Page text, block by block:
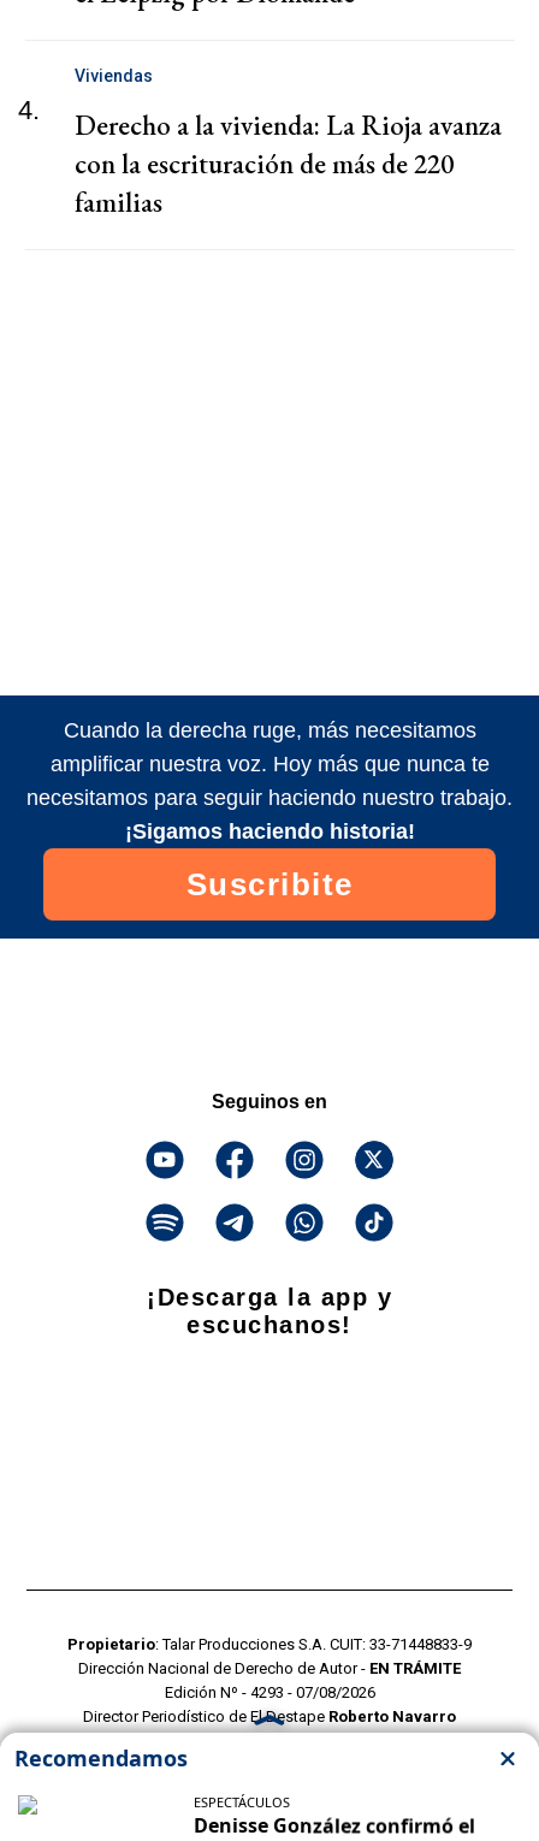
4.
Viviendas
Derecho a la vivienda: La Rioja avanza
con la escrituración de más de 220
familias
Cuando la derecha ruge, más necesitamos
amplificar nuestra voz. Hoy más que nunca te
necesitamos para seguir haciendo nuestro trabajo.
¡Sigamos haciendo historia!
Suscribite
Seguinos en
¡Descarga la app y
escuchanos!
Propietario: Talar Producciones S.A. CUIT: 33-71448833-9
Dirección Nacional de Derecho de Autor - EN TRÁMITE
Edición Nº - 4293 - 07/08/2026
Director Periodístico de El Destape Roberto Navarro
POLITICAS DE PRIVACIDAD